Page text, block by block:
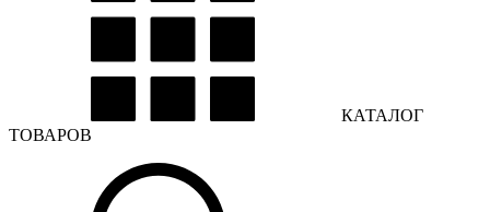
КАТАЛОГ
ТОВАРОВ